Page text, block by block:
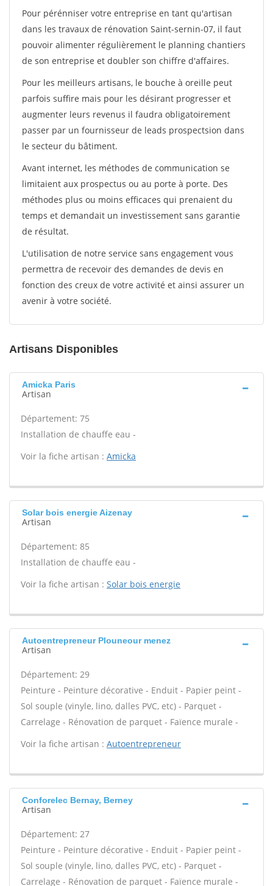
Pour pérénniser votre entreprise en tant qu'artisan
dans les travaux de rénovation Saint-sernin-07, il faut
pouvoir alimenter régulièrement le planning chantiers
de son entreprise et doubler son chiffre d'affaires.
Pour les meilleurs artisans, le bouche à oreille peut
parfois suffire mais pour les désirant progresser et
augmenter leurs revenus il faudra obligatoirement
passer par un fournisseur de leads prospectsion dans
le secteur du bâtiment.
Avant internet, les méthodes de communication se
limitaient aux prospectus ou au porte à porte. Des
méthodes plus ou moins efficaces qui prenaient du
temps et demandait un investissement sans garantie
de résultat.
L'utilisation de notre service sans engagement vous
permettra de recevoir des demandes de devis en
fonction des creux de votre activité et ainsi assurer un
avenir à votre société.
Artisans Disponibles
Amicka Paris
Artisan
Département: 75
Installation de chauffe eau -
Voir la fiche artisan : Amicka
Solar bois energie Aizenay
Artisan
Département: 85
Installation de chauffe eau -
Voir la fiche artisan : Solar bois energie
Autoentrepreneur Plouneour menez
Artisan
Département: 29
Peinture - Peinture décorative - Enduit - Papier peint -
Sol souple (vinyle, lino, dalles PVC, etc) - Parquet -
Carrelage - Rénovation de parquet - Faïence murale -
Voir la fiche artisan : Autoentrepreneur
Conforelec Bernay, Berney
Artisan
Département: 27
Peinture - Peinture décorative - Enduit - Papier peint -
Sol souple (vinyle, lino, dalles PVC, etc) - Parquet -
Carrelage - Rénovation de parquet - Faïence murale -